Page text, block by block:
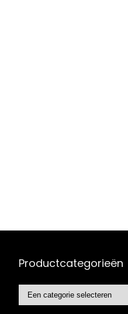
Productcategorieën